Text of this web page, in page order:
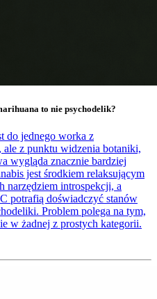
to nie psychodelik?
do jednego worka z
ale z punktu widzenia botaniki,
wygląda znacznie bardziej
jest środkiem relaksującym
narzędziem introspekcji, a
potrafią doświadczyć stanów
Problem polega na tym,
w żadnej z prostych kategorii.